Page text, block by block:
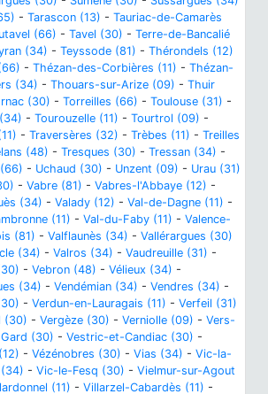
- Tarascon (13) - Tauriac-de-Camarès
(66) - Tavel (30) - Terre-de-Bancalié
(34) - Teyssode (81) - Thérondels (12)
- Thézan-des-Corbières (11) - Thézan-
(34) - Thouars-sur-Arize (09) - Thuir
(30) - Torreilles (66) - Toulouse (31) -
- Tourouzelle (11) - Tourtrol (09) -
- Traversères (32) - Trèbes (11) - Treilles
(48) - Tresques (30) - Tressan (34) -
- Uchaud (30) - Unzent (09) - Urau (31)
- Vabre (81) - Vabres-l'Abbaye (12) -
(34) - Valady (12) - Val-de-Dagne (11) -
(11) - Val-du-Faby (11) - Valence-
(81) - Valflaunès (34) - Vallérargues (30)
(34) - Valros (34) - Vaudreuille (31) -
- Vebron (48) - Vélieux (34) -
(34) - Vendémian (34) - Vendres (34) -
- Verdun-en-Lauragais (11) - Verfeil (31)
(30) - Vergèze (30) - Verniolle (09) - Vers-
(30) - Vestric-et-Candiac (30) -
- Vézénobres (30) - Vias (34) - Vic-la-
- Vic-le-Fesq (30) - Vielmur-sur-Agout
(11) - Villarzel-Cabardès (11) -